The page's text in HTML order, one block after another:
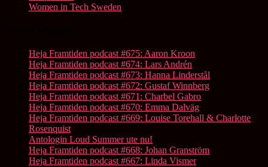
Women in Tech Sweden
Heja Framtiden podcast #675: Aaron Kroon
Heja Framtiden podcast #674: Lars Andrén
Heja Framtiden podcast #673: Hanna Linderstål
Heja Framtiden podcast #672: Gustaf Winnberg
Heja Framtiden podcast #671: Charbel Gabro
Heja Framtiden podcast #670: Emma Dalväg
Heja Framtiden podcast #669: Louise Torehall & Charlotte
Rosenquist
Antologin Loud Summer ute nu!
Heja Framtiden podcast #668: Johan Granström
Heja Framtiden podcast #667: Linda Vismer